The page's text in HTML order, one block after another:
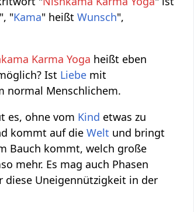
"Kama" heißtWunsch",
Karma Yoga heißt eben
Ist Liebe mit
normal Menschlichem.
es, ohne vom Kind etwas zu
kommt auf dieWelt und bringt
Bauch kommt, welch große
mehr. Es mag auch Phasen
diese Uneigennützigkeit in der